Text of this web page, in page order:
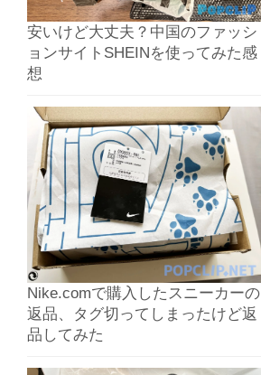
安いけど大丈夫？中国のファッシ
ョンサイトSHEINを使ってみた感
想
Nike.comで購入したスニーカーの
返品、タグ切ってしまったけど返
品してみた